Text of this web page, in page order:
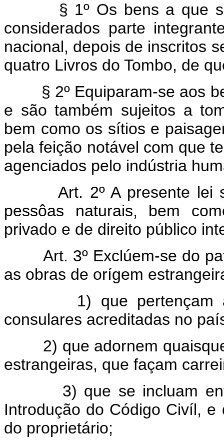
§ 1º Os bens a que
considerados parte
nacional, depois de inscritos
quatro Livros do Tombo, de
§ 2º Equiparam-se aos
e são também sujeitos a
bem como os sítios e
pela feição notável com que
agenciados pelo indústria
Art. 2º A presente lei
pessôas naturais, bem
privado e de direito público
Art. 3º Exclúem-se do
as obras de orígem
1) que pertençam
consulares acreditadas no
2) que adornem
estrangeiras, que façam
3) que se incluam
Introdução do Código Civíl,
do proprietário;